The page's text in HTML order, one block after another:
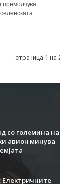
премолчува
страница 1 на
со големина на
авион минува
Електричните